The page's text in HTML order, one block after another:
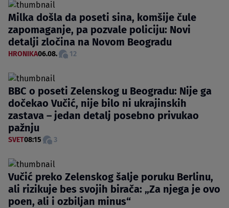
Milka došla da poseti sina, komšije čule
zapomaganje, pa pozvale policiju: Novi
detalji zločina na Novom Beogradu
HRONIKA06.08. 12
BBC o poseti Zelenskog u Beogradu: Nije ga
dočekao Vučić, nije bilo ni ukrajinskih
zastava – jedan detalj posebno privukao
pažnju
SVET08:15 3
Vučić preko Zelenskog šalje poruku Berlinu,
ali rizikuje bes svojih birača: „Za njega je ovo
poen, ali i ozbiljan minus“